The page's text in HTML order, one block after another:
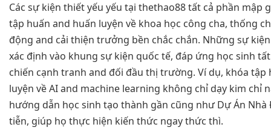
Các sự kiện thiết yếu yếu tại thethao88 tất cả phần mập
tập huấn and huấn luyện về khoa học công cha, thống
động and cải thiện trưởng bền chắc chắn. Những sự
xác định vào khung sự kiện quốc tế, đáp ứng học sinh
chiến cạnh tranh and đối đầu thị trường. Ví dụ, khóa tập
luyện về AI and machine learning không chỉ dạy kim chỉ
hướng dẫn học sinh tạo thành gần cũng như Dự Án
tiễn, giúp họ thực hiện kiến thức ngay thức thì.